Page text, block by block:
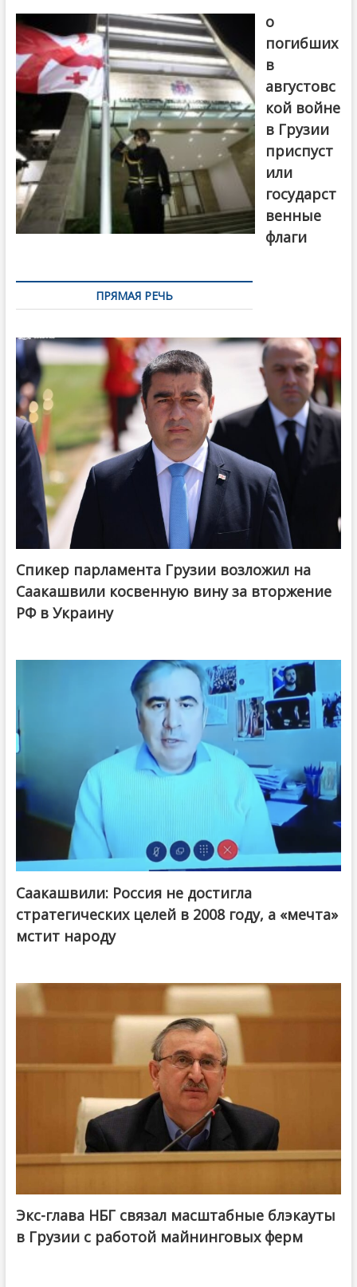
о
погибших
в
августовс
кой войне
в Грузии
приспуст
или
государст
венные
флаги
ПРЯМАЯ РЕЧЬ
Спикер парламента Грузии возложил на
Саакашвили косвенную вину за вторжение
РФ в Украину
Саакашвили: Россия не достигла
стратегических целей в 2008 году, а «мечта»
мстит народу
Экс-глава НБГ связал масштабные блэкауты
в Грузии с работой майнинговых ферм